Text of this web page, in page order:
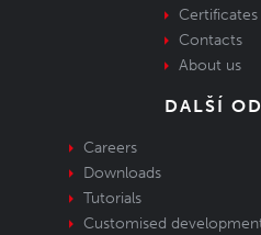
Certificates
Contacts
About us
DALŠÍ
Careers
Downloads
Tutorials
Customised